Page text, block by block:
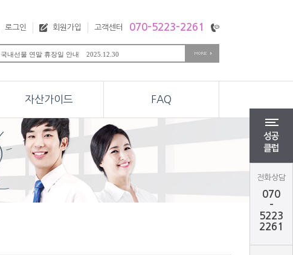
로그인 회원가입 고객센터 070-5223-2261
국내선물 연말 휴장일 안내 2025.12.30
해외선물 미국 Day after Th.. 2025.11.28
국내선물옵션 동시 만기일 안내 2025.09.11
해외선물 M오일 월물변경 안내 2025.08.19
국내선물,옵션 광복절 관련 휴장안내 2025.08.13
[안내] 해외선물 미국 Preside.. 2025.02.17
New Year Eve 항셍,M항셍.. 2025.12.30
자산가이드 FAQ
전화상담
070
-
5223
2261